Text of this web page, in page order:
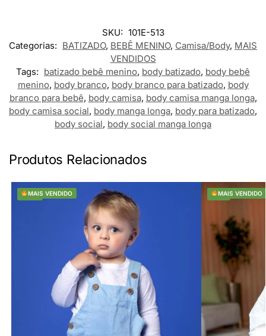
SKU: 101E-513
Categorias: BATIZADO, BEBÊ MENINO, Camisa/Body, MAIS
VENDIDOS
Tags: batizado bebê menino, body batizado, body bebê
menino, body branco, body branco para batizado, body
branco para bebê, body camisa, body camisa manga longa,
body camisa social, body manga longa, body para batizado,
body social, body social manga longa
Produtos Relacionados
-29%
MAIS VENDIDO -17%
MAIS VENDIDO